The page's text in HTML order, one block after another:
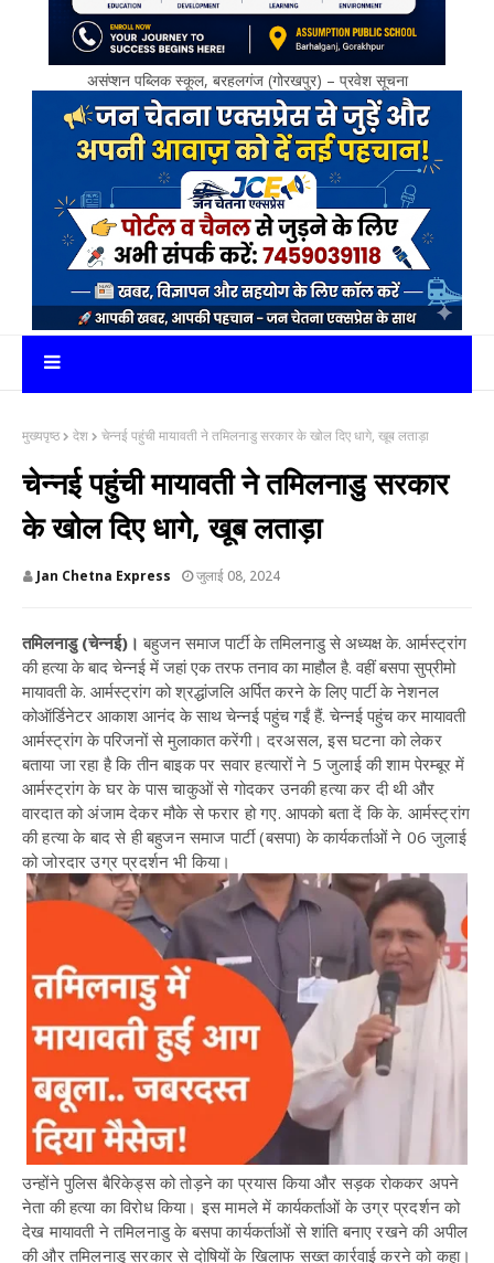
असंप्शन पब्लिक स्कूल, बरहलगंज (गोरखपुर) – प्रवेश सूचना
मुख्यपृष्ठ देश चेन्नई पहुंची मायावती ने तमिलनाडु सरकार के खोल दिए धागे, खूब लताड़ा
चेन्नई पहुंची मायावती ने तमिलनाडु सरकार
के खोल दिए धागे, खूब लताड़ा
Jan Chetna Express जुलाई 08, 2024
तमिलनाडु (चेन्नई)। बहुजन समाज पार्टी के तमिलनाडु से अध्यक्ष के. आर्मस्ट्रांग
की हत्या के बाद चेन्नई में जहां एक तरफ तनाव का माहौल है. वहीं बसपा सुप्रीमो
मायावती के. आर्मस्ट्रांग को श्रद्धांजलि अर्पित करने के लिए पार्टी के नेशनल
कोऑर्डिनेटर आकाश आनंद के साथ चेन्नई पहुंच गईं हैं. चेन्नई पहुंच कर मायावती
आर्मस्ट्रांग के परिजनों से मुलाकात करेंगी।दरअसल, इस घटना को लेकर
बताया जा रहा है कि तीन बाइक पर सवार हत्यारों ने 5 जुलाई की शाम पेरम्बूर में
आर्मस्ट्रांग के घर के पास चाकुओं से गोदकर उनकी हत्या कर दी थी और
वारदात को अंजाम देकर मौके से फरार हो गए. आपको बता दें कि के. आर्मस्ट्रांग
की हत्या के बाद से ही बहुजन समाज पार्टी (बसपा) के कार्यकर्ताओं ने 06 जुलाई
को जोरदार उग्र प्रदर्शन भी किया।
उन्होंने पुलिस बैरिकेड्स को तोड़ने का प्रयास किया और सड़क रोककर अपने
नेता की हत्या का विरोध किया। इस मामले में कार्यकर्ताओं के उग्र प्रदर्शन को
देख मायावती ने तमिलनाडु के बसपा कार्यकर्ताओं से शांति बनाए रखने की अपील
की और तमिलनाडु सरकार से दोषियों के खिलाफ सख्त कार्रवाई करने को कहा।